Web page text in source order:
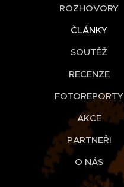
ROZHOVORY
ČLÁNKY
SOUTĚŽ
RECENZE
FOTOREPORTY
AKCE
PARTNEŘI
O NÁS